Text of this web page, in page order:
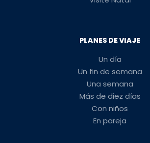
PLANES DE VIAJE
Un día
Un fin de semana
Una semana
Más de diez días
Con niños
En pareja